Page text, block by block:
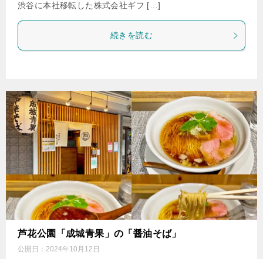
渋谷に本社移転した株式会社ギフ […]
続きを読む
芦花公園「成城青果」の「醤油そば」
公開日： 2024年10月12日